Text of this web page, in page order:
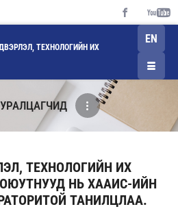
ТЕХНОЛОГИЙН ИХ
EN
ТЕХНОЛОГИЙН ИХ
НЬ ХААИС-ИЙН
ТАНИЛЦЛАА.